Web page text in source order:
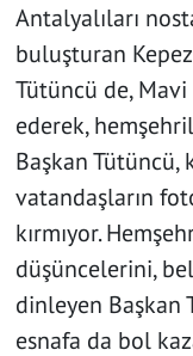
Antalyalıları
buluşturan
Tütüncü de, Mavi
ederek,
Başkan
vatandaşların
kırmıyor.
düşüncelerini,
dinleyen Başkan
esnafa da bol